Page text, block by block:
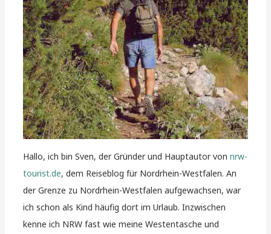
Hallo, ich bin Sven, der Gründer und Hauptautor vonnrw-
tourist.de, dem Reiseblog für Nordrhein-Westfalen. An
der Grenze zu Nordrhein-Westfalen aufgewachsen, war
ich schon als Kind häufig dort im Urlaub. Inzwischen
kenne ich NRW fast wie meine Westentasche und